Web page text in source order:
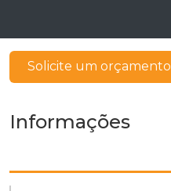
Solicite um orçamento
Informações